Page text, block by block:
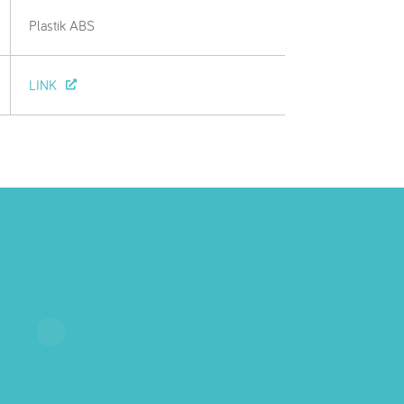
Plastik ABS
LINK